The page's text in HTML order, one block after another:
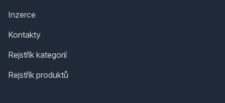
Inzerce
Kontakty
Rejstřík kategorií
Rejstřík produktů